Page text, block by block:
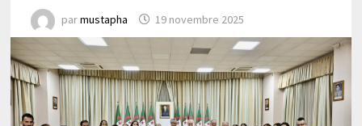
parmustapha 19 novembre 2025